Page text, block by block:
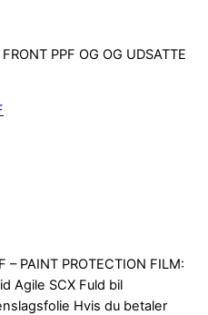
PPF OG OG UDSATTE
PAINT PROTECTION FILM:
Agile SCX Fuld bil
Hvis du betaler